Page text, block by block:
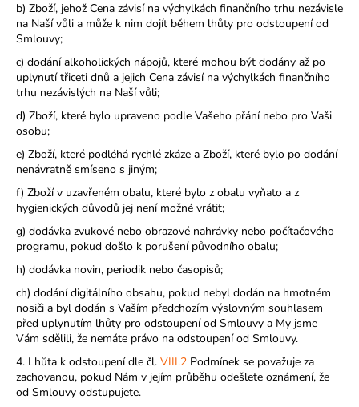
b) Zboží, jehož Cena závisí na výchylkách finančního trhu nezávisle
na Naší vůli a může k nim dojít během lhůty pro odstoupení od
Smlouvy;
c) dodání alkoholických nápojů, které mohou být dodány až po
uplynutí třiceti dnů a jejich Cena závisí na výchylkách finančního
trhu nezávislých na Naší vůli;
d) Zboží, které bylo upraveno podle Vašeho přání nebo pro Vaši
osobu;
e) Zboží, které podléhá rychlé zkáze a Zboží, které bylo po dodání
nenávratně smíseno s jiným;
f) Zboží v uzavřeném obalu, které bylo z obalu vyňato a z
hygienických důvodů jej není možné vrátit;
g) dodávka zvukové nebo obrazové nahrávky nebo počítačového
programu, pokud došlo k porušení původního obalu;
h) dodávka novin, periodik nebo časopisů;
ch) dodání digitálního obsahu, pokud nebyl dodán na hmotném
nosiči a byl dodán s Vaším předchozím výslovným souhlasem
před uplynutím lhůty pro odstoupení od Smlouvy a My jsme
Vám sdělili, že nemáte právo na odstoupení od Smlouvy.
4. Lhůta k odstoupení dle čl. VIII.2 Podmínek se považuje za
zachovanou, pokud Nám v jejím průběhu odešlete oznámení, že
od Smlouvy odstupujete.